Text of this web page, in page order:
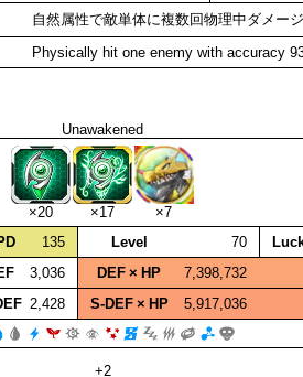
自然属性で敵単体に複数回物理中ダメージ
Physically hit one enemy with accuracy
Unawakened
×20 ×17
×7
135 Level 70
3,036 DEF × HP
7,398,732
2,428 S‑DEF × HP 5,917,036
+2